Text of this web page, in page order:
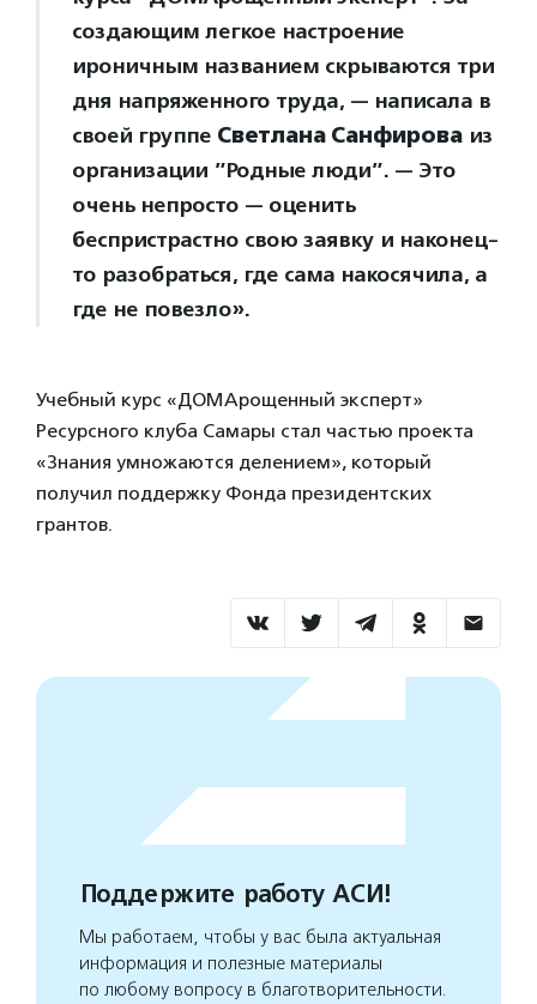
создающим легкое настроение
ироничным названием скрываются три
дня напряженного труда, — написала в
своей группе Светлана Санфирова из
организации ”Родные люди”. — Это
очень непросто — оценить
беспристрастно свою заявку и наконец-
то разобраться, где сама накосячила, а
где не повезло».
Учебный курс «ДОМАрощенный эксперт»
Ресурсного клуба Самары стал частью проекта
«Знания умножаются делением», который
получил поддержку Фонда президентских
грантов.
Поддержите работу АСИ!
Мы работаем, чтобы у вас была актуальная
информация и полезные материалы
по любому вопросу в благотворительности.